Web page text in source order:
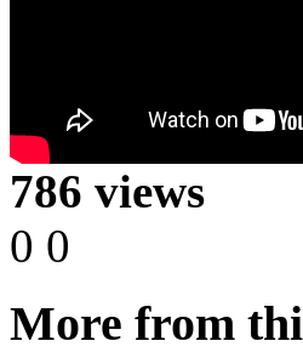
786 views
0 0
More from